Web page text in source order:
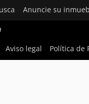
Anuncie su
Aviso legal Política de